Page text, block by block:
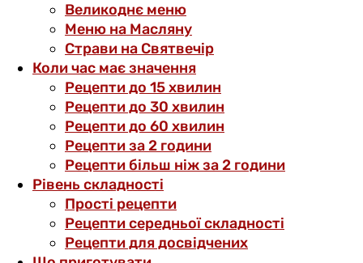
Великоднє меню
Меню на Масляну
Страви на Святвечір
Коли час має значення
Рецепти до 15 хвилин
Рецепти до 30 хвилин
Рецепти до 60 хвилин
Рецепти за 2 години
Рецепти більш ніж за 2 години
Рівень складності
Прості рецепти
Рецепти середньої складності
Рецепти для досвідчених